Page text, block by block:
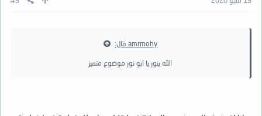
amrmohy قال:
الله ينور يا ابو نور موضوع متميز